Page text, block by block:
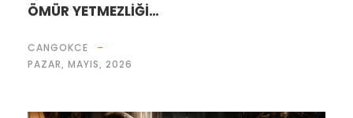
ÖMÜR YETMEZLİĞİ…
CANGOKCE
PAZAR, MAYIS, 2026